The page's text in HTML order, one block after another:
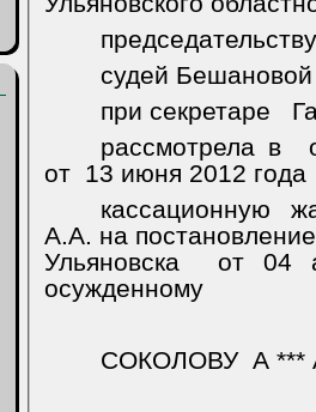
судей
при секретаре
рассмотрела в
от 13 июня 2012 года
кассационную
А.А. на
Ульяновска
от 04
осужденному
СОКОЛОВУ А ***